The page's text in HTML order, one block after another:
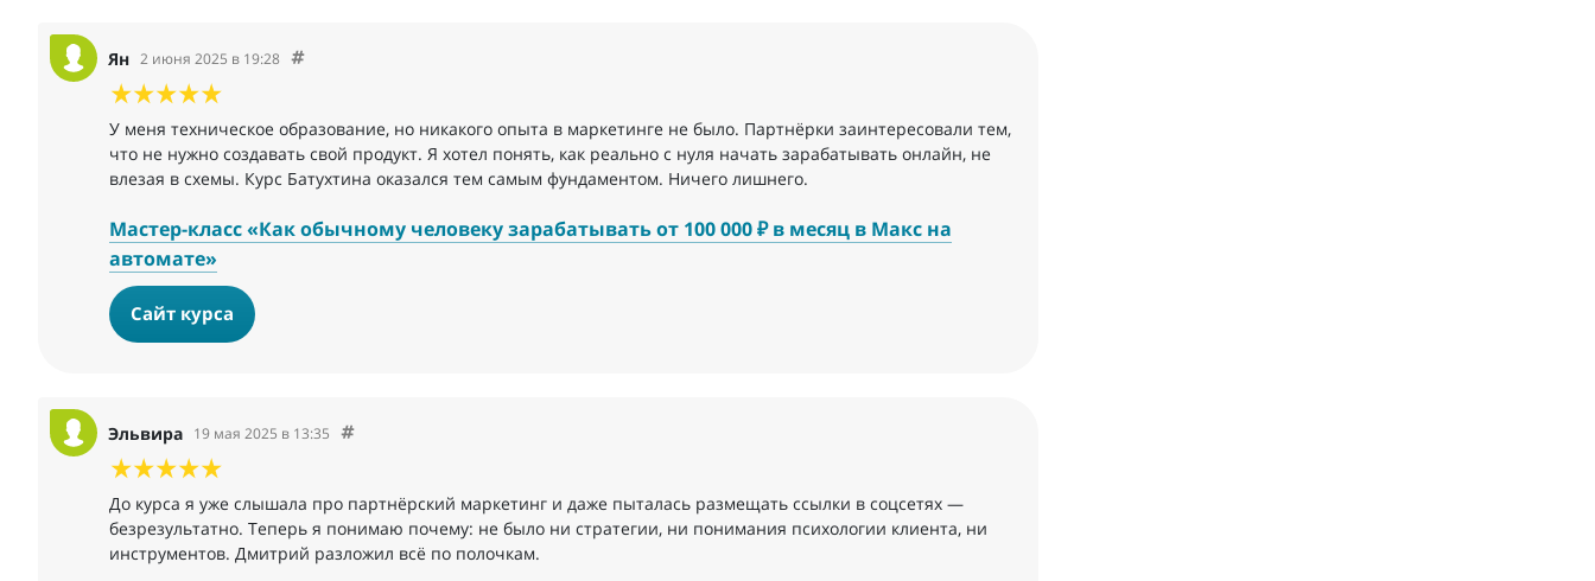
Ян 2 июня 2025 в 19:28
У меня техническое образование, но никакого опыта в маркетинге не было. Партнёрки заинтересовали тем,
что не нужно создавать свой продукт. Я хотел понять, как реально с нуля начать зарабатывать онлайн, не
влезая в схемы. Курс Батухтина оказался тем самым фундаментом. Ничего лишнего.
Мастер-класс «Как обычному человеку зарабатывать от 100 000 ₽ в месяц в Макс на
автомате»
Сайт курса
Эльвира 19 мая 2025 в 13:35
До курса я уже слышала про партнёрский маркетинг и даже пыталась размещать ссылки в соцсетях —
безрезультатно. Теперь я понимаю почему: не было ни стратегии, ни понимания психологии клиента, ни
инструментов. Дмитрий разложил всё по полочкам.